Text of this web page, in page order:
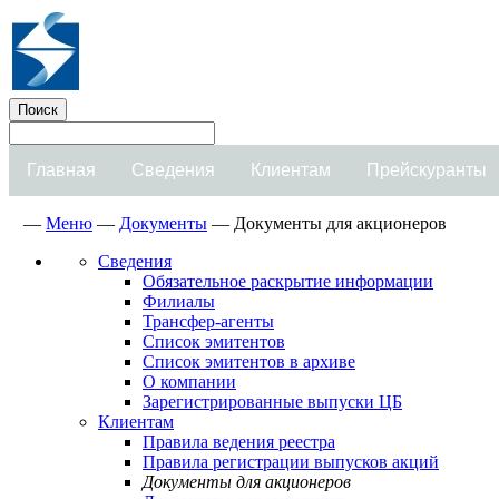
Главная Сведения Клиентам Прейскуранты
— Меню — Документы — Документы для акционеров
Сведения
Обязательное раскрытие информации
Филиалы
Трансфер-агенты
Список эмитентов
Список эмитентов в архиве
О компании
Зарегистрированные выпуски ЦБ
Клиентам
Правила ведения реестра
Правила регистрации выпусков акций
Документы для акционеров